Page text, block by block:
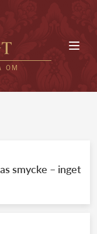
OM
smycke – inget